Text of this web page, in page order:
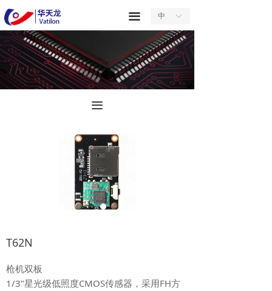
끀
首页
关于我们
产品中心
ꀅ
中
T62N
枪机双板
1/3"星光级低照度CMOS传感器，采用FH方
끀